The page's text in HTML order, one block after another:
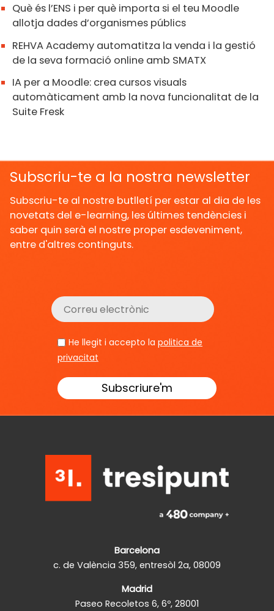
Què és l’ENS i per què importa si el teu Moodle
allotja dades d’organismes públics
REHVA Academy automatitza la venda i la gestió
de la seva formació online amb SMATX
IA per a Moodle: crea cursos visuals
automàticament amb la nova funcionalitat de la
Suite Fresk
Subscriu-te a la nostra newsletter
Subscriu-te al nostre butlletí per estar al dia de les
novetats del e-learning, les últimes tendències i
saber quin serà el nostre proper esdeveniment,
entre d'altres continguts.
He llegit i accepto la politica de
privacitat
Barcelona
c. de València 359, entresòl 2a, 08009
Madrid
Paseo Recoletos 6, 6º, 28001